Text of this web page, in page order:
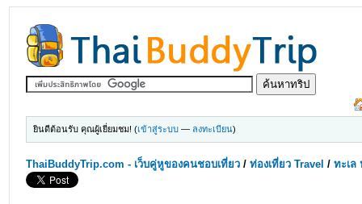
ยินดีต้อนรับ คุณผู้เยี่ยมชม! (เข้าสู่ระบบ — ลงทะเบียน)
ThaiBuddyTrip.com - เว็บคู่หูของคนชอบเที่ยว /ท่องเที่ยว Travel /ทะเล